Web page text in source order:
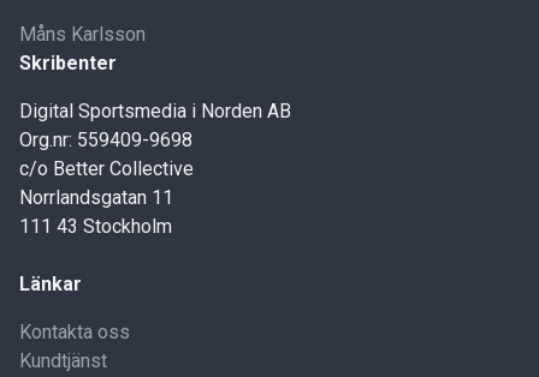
Måns Karlsson
Skribenter
Digital Sportsmedia i Norden AB
Org.nr: 559409-9698
c/o Better Collective
Norrlandsgatan 11
111 43 Stockholm
Länkar
Kontakta oss
Kundtjänst